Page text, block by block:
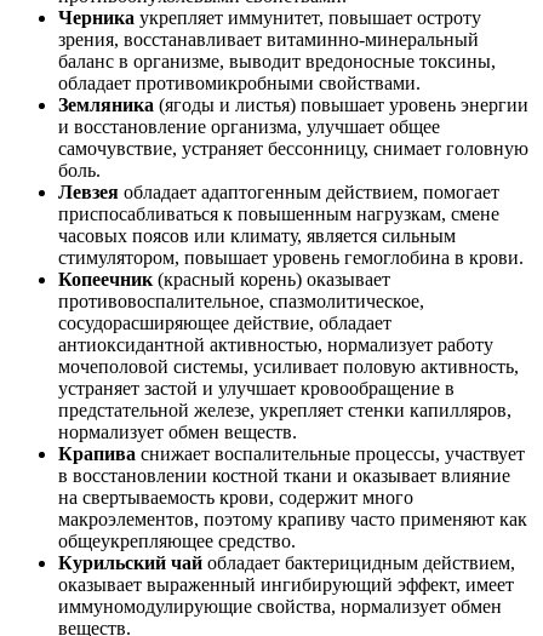
Черника укрепляет иммунитет, повышает остроту
зрения, восстанавливает витаминно-минеральный
баланс в организме, выводит вредоносные токсины,
обладает противомикробными свойствами.
Земляника (ягоды и листья) повышает уровень энергии
и восстановление организма, улучшает общее
самочувствие, устраняет бессонницу, снимает головную
боль.
Левзея обладает адаптогенным действием, помогает
приспосабливаться к повышенным нагрузкам, смене
часовых поясов или климату, является сильным
стимулятором, повышает уровень гемоглобина в крови.
Копеечник (красный корень) оказывает
противовоспалительное, спазмолитическое,
сосудорасширяющее действие, обладает
антиоксидантной активностью, нормализует работу
мочеполовой системы, усиливает половую активность,
устраняет застой и улучшает кровообращение в
предстательной железе, укрепляет стенки капилляров,
нормализует обмен веществ.
Крапива снижает воспалительные процессы, участвует
в восстановлении костной ткани и оказывает влияние
на свертываемость крови, содержит много
макроэлементов, поэтому крапиву часто применяют как
общеукрепляющее средство.
Курильский чай обладает бактерицидным действием,
оказывает выраженный ингибирующий эффект, имеет
иммуномодулирующие свойства, нормализует обмен
веществ.